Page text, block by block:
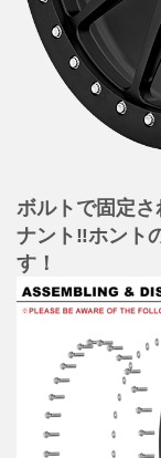
ボルトで固定
ナント‼ホント
す！